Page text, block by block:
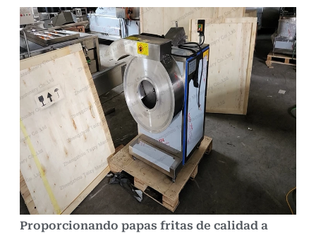
Proporcionando papas fritas de calidad a